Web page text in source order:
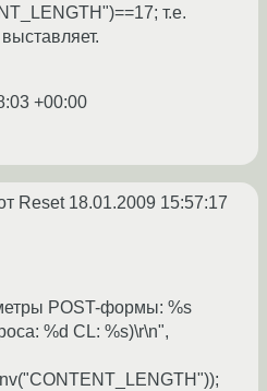
т.е.
+00:00
Reset 18.01.2009 15:57:17
POST-формы: %s
%d CL: %s)\r\n",